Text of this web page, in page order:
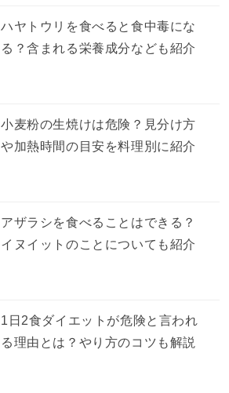
ハヤトウリを食べると食中毒にな
る？含まれる栄養成分なども紹介
小麦粉の生焼けは危険？見分け方
や加熱時間の目安を料理別に紹介
アザラシを食べることはできる？
イヌイットのことについても紹介
1日2食ダイエットが危険と言われ
る理由とは？やり方のコツも解説